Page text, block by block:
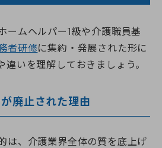
ームヘルパー1級や介護職員基
者研修に集約・発展された形に
違いを理解しておきましょう。
廃止された理由
は、介護業界全体の質を底上げ